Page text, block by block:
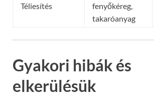
Téliesítés
fenyőkéreg,
takaróanyag
Gyakori hibák és
elkerülésük